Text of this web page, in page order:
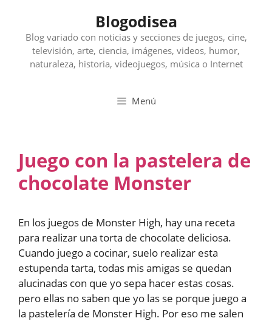
contenido
Blogodisea
Blog variado con noticias y secciones de juegos, cine,
televisión, arte, ciencia, imágenes, videos, humor,
naturaleza, historia, videojuegos, música o Internet
Menú
Juego con la pastelera de
chocolate Monster
En los juegos de Monster High, hay una receta
para realizar una torta de chocolate deliciosa.
Cuando juego a cocinar, suelo realizar esta
estupenda tarta, todas mis amigas se quedan
alucinadas con que yo sepa hacer estas cosas.
pero ellas no saben que yo las se porque juego a
la pastelería de Monster High. Por eso me salen